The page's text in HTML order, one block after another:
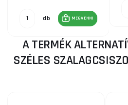
db MEGVENNI
A TERMÉK
SZÉLES